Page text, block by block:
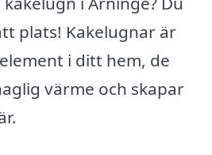
plats! Kakelugnar är
i ditt hem, de
värme och skapar